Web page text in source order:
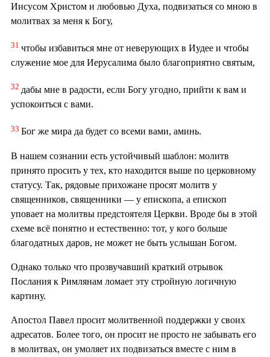
Иисусом Христом и любовью Духа, подвизаться со мною в
молитвах за меня к Богу,
31 чтобы избавиться мне от неверующих в Иудее и чтобы
служение мое для Иерусалима было благоприятно святым,
32 дабы мне в радости, если Богу угодно, прийти к вам и
успокоиться с вами.
33 Бог же мира да будет со всеми вами, аминь.
В нашем сознании есть устойчивый шаблон: молитв
принято просить у тех, кто находится выше по церковному
статусу. Так, рядовые прихожане просят молитв у
священников, священники — у епископа, а епископ
уповает на молитвы предстоятеля Церкви. Вроде бы в этой
схеме всё понятно и естественно: тот, у кого больше
благодатных даров, не может не быть услышан Богом.
Однако только что прозвучавший краткий отрывок
Послания к Римлянам ломает эту стройную логичную
картину.
Апостол Павел просит молитвенной поддержки у своих
адресатов. Более того, он просит не просто не забывать его
в молитвах, он умоляет их подвизаться вместе с ним в